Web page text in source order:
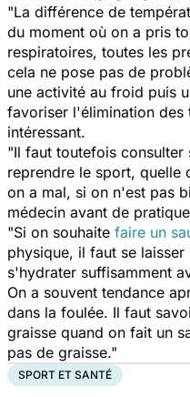
"La différence de
du moment où on a pris
respiratoires, toutes les
cela ne pose pas de
une activité au froid puis
favoriser l'élimination
intéressant.
"Il faut toutefois consulter
reprendre le sport, quelle
on a mal, si on n'est pas
médecin avant de
"Si on souhaite faire un
physique, il faut se
s'hydrater suffisamment
On a souvent tendance
dans la foulée. Il faut
graisse quand on fait un
pas de graisse."
SPORT ET SANTÉ